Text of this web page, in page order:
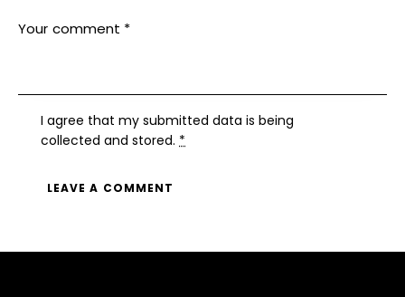
I agree that my submitted data is being
collected and stored. *